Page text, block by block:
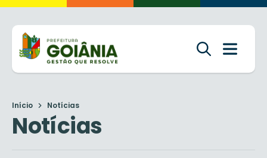
Início Notícias
Notícias